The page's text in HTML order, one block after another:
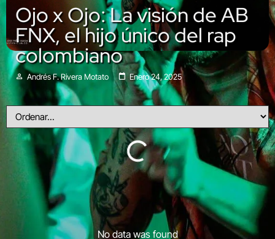
Ojo x Ojo: La visión de AB
FNX, el hijo único del rap
colombiano
Andrés F. Rivera Motato Enero 24, 2025
No data was found